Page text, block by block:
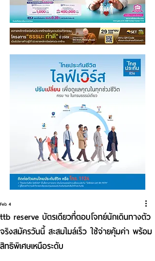
ttb reserve บัตรเดียวที่ตอบโจทย์นักเดินทางตัว
จริงสมัครวันนี้ สะสมไมล์เร็ว ใช้จ่ายคุ้มค่า พร้อม
สิทธิพิเศษเหนือระดับ
Feb 4